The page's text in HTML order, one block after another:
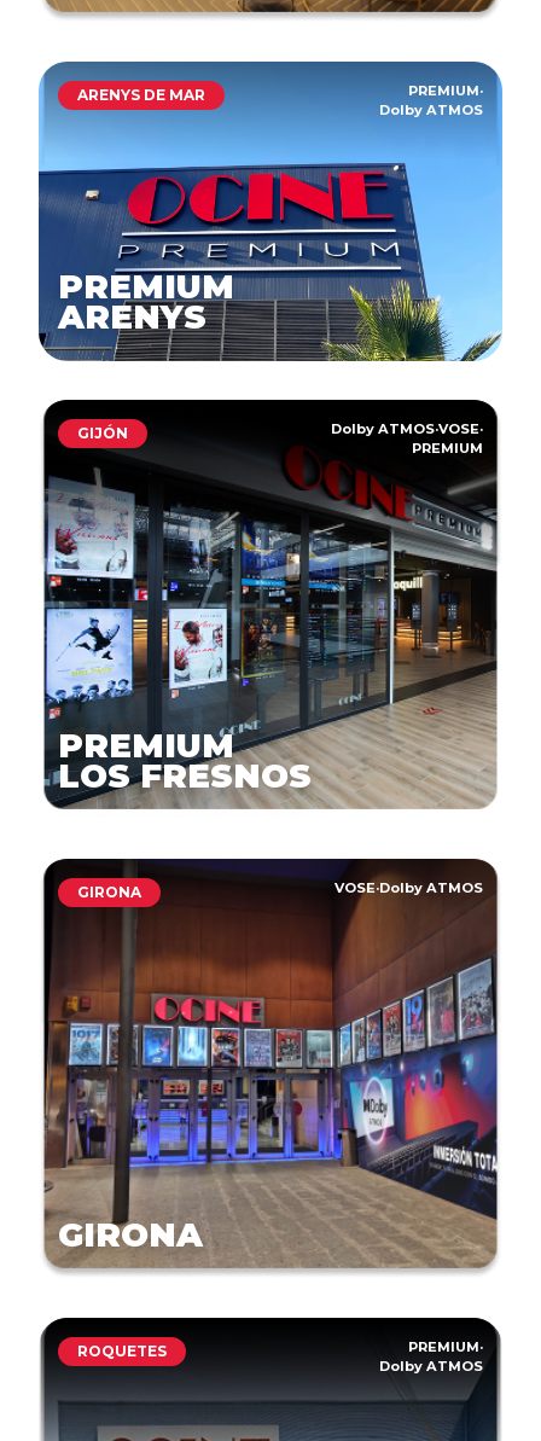
ARENYS DE MAR PREMIUM·
Dolby ATMOS
PREMIUM
ARENYS
GIJÓN Dolby ATMOS·VOSE·
PREMIUM
PREMIUM
LOS FRESNOS
GIRONA VOSE·Dolby ATMOS
GIRONA
ROQUETES PREMIUM·
Dolby ATMOS